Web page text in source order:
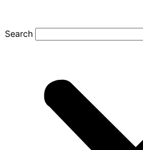
Search